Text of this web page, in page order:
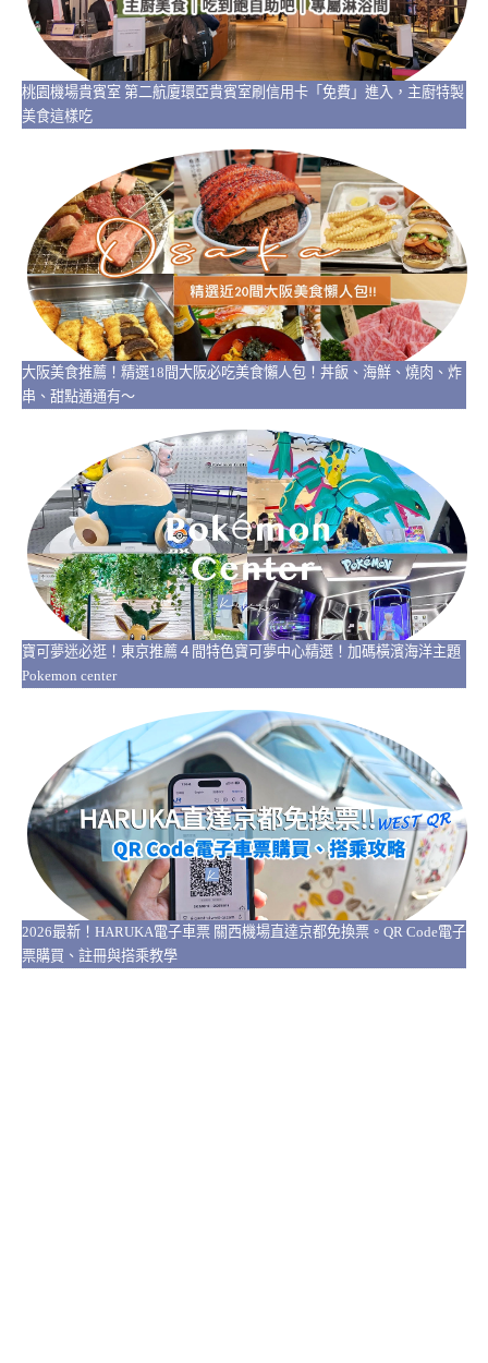
桃園機場貴賓室 第二航廈環亞貴賓室刷信用卡「免費」進入，主廚特製
美食這樣吃
大阪美食推薦！精選18間大阪必吃美食懶人包！丼飯、海鮮、燒肉、炸
串、甜點通通有～
寶可夢迷必逛！東京推薦４間特色寶可夢中心精選！加碼橫濱海洋主題
Pokemon center
2026最新！HARUKA電子車票 關西機場直達京都免換票。QR Code電子
票購買、註冊與搭乘教學